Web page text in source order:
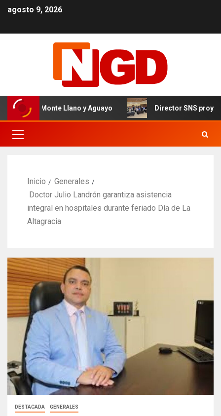
agosto 9, 2026
Monte Llano y Aguayo Director SNS proyecta 150
Inicio
Generales
Doctor Julio Landrón garantiza asistencia
integral en hospitales durante feriado Día de La
Altagracia
DESTACADA GENERALES